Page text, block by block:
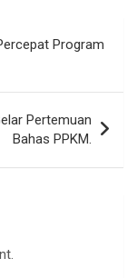
n
Program
Pertemuan
Bahas PPKM.